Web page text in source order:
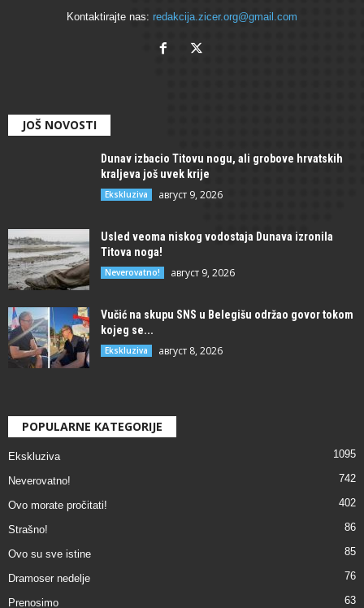
Kontaktirajte nas: redakcija.zicer.org@gmail.com
JOŠ NOVOSTI
Dunav izbacio Titovu nogu, ali grobove hrvatskih
kraljeva još uvek krije
Ekskluziva август 9, 2026
Usled veoma niskog vodostaja Dunava izronila
Titova noga!
Neverovatno! август 9, 2026
Vučić na skupu SNS u Belegišu održao govor tokom
kojeg se...
Ekskluziva август 8, 2026
POPULARNE KATEGORIJE
Ekskluziva 1095
Neverovatno! 742
Ovo morate pročitati! 402
Strašno! 86
Ovo su sve istine 85
Dramoser nedelje 76
Prenosimo 63